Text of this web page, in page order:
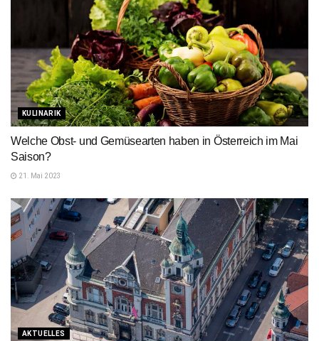
KULINARIK
Welche Obst- und Gemüsearten haben in Österreich im Mai
Saison?
21. Mai 2023
AKTUELLES